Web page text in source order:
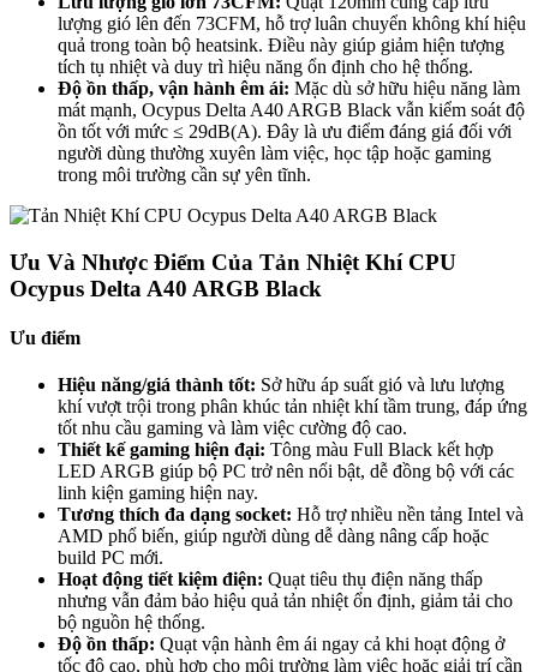
lượng gió lên đến 73CFM, hỗ trợ luân chuyển không khí hiệu
quả trong toàn bộ heatsink. Điều này giúp giảm hiện tượng
tích tụ nhiệt và duy trì hiệu năng ổn định cho hệ thống.
Độ ồn thấp, vận hành êm ái: Mặc dù sở hữu hiệu năng làm
mát mạnh, Ocypus Delta A40 ARGB Black vẫn kiểm soát độ
ồn tốt với mức ≤ 29dB(A). Đây là ưu điểm đáng giá đối với
người dùng thường xuyên làm việc, học tập hoặc gaming
trong môi trường cần sự yên tĩnh.
Ưu Và Nhược Điểm Của Tản Nhiệt Khí CPU
Ocypus Delta A40 ARGB Black
Ưu điểm
Hiệu năng/giá thành tốt: Sở hữu áp suất gió và lưu lượng
khí vượt trội trong phân khúc tản nhiệt khí tầm trung, đáp ứng
tốt nhu cầu gaming và làm việc cường độ cao.
Thiết kế gaming hiện đại: Tông màu Full Black kết hợp
LED ARGB giúp bộ PC trở nên nổi bật, dễ đồng bộ với các
linh kiện gaming hiện nay.
Tương thích đa dạng socket: Hỗ trợ nhiều nền tảng Intel và
AMD phổ biến, giúp người dùng dễ dàng nâng cấp hoặc
build PC mới.
Hoạt động tiết kiệm điện: Quạt tiêu thụ điện năng thấp
nhưng vẫn đảm bảo hiệu quả tản nhiệt ổn định, giảm tải cho
bộ nguồn hệ thống.
Độ ồn thấp: Quạt vận hành êm ái ngay cả khi hoạt động ở
tốc độ cao, phù hợp cho môi trường làm việc hoặc giải trí cần